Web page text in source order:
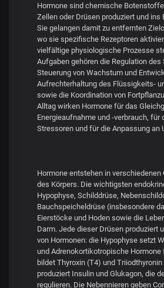
Hormone sind chemische
Zellen oder Drüsen produziert und ins
Sie gelangen damit zu entfernten
wo sie spezifische Rezeptoren
vielfältige physiologische Prozesse
Aufgaben gehören die Regulation
Steuerung von Wachstum und
Aufrechterhaltung des Flüssigkeits-
sowie die Koordination von
Alltag wirken Hormone für das
Energieaufnahme und -verbrauch, für
Stressoren und für die Anpassung an
Hormone entstehen in verschiedenen
des Körpers. Die wichtigsten
Hypophyse, Schilddrüse,
Bauchspeicheldrüse (insbesondere
Eierstöcke und Hoden sowie die
Darm. Jede dieser Drüsen produziert
von Hormonen: die Hypophyse setzt
und Adrenokortikotropische Hormone
bildet Thyroxin (T4) und
produziert Insulin und Glukagon, die
regulieren. Die Nebennieren geben